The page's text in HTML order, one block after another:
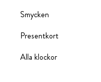
Smycken
Presentkort
Alla klockor